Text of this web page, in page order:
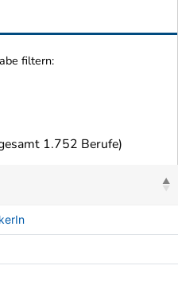
filtern:
1.752 Berufe)